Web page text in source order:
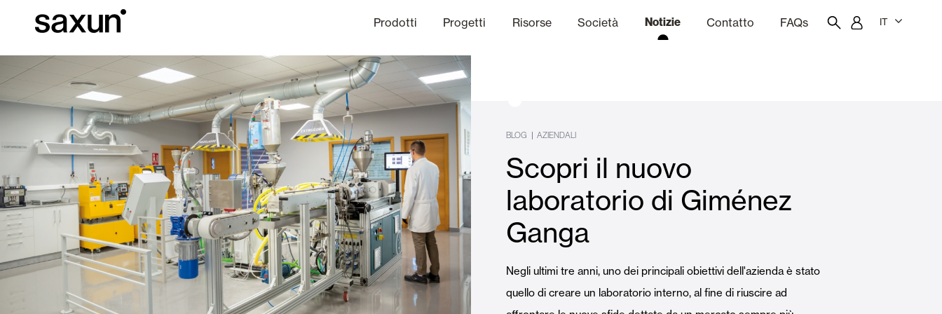
Prodotti
Cassonetti e Tapparelle Avvolgibili Pergole Bioclimatiche Frangisole e Persiane Maiorchine
Progetti
Alberghi, ristoranti e caffè Uffici
Risorse
Download Informazioni tecniche Finiture
Società
Chi siamo Canale Etico
Notizie Contatto FAQs IT
BLOG | AZIENDALI
Scopri il nuovo
laboratorio di Giménez
Ganga
Negli ultimi tre anni, uno dei principali obiettivi dell'azienda è stato
quello di creare un laboratorio interno, al fine di riuscire ad